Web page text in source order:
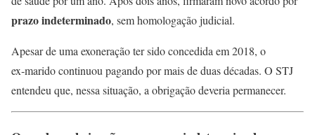
prazo indeterminado, sem homologação judicial.
Apesar de uma exoneração ter sido concedida em 2018, o
ex‑marido continuou pagando por mais de duas décadas. O STJ
entendeu que, nessa situação, a obrigação deveria permanecer.